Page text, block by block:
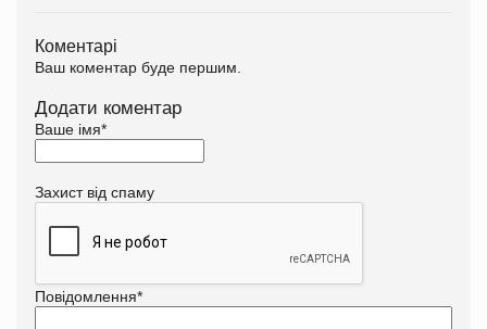
Коментарі
Ваш коментар буде першим.
Додати коментар
Ваше імя*
Захист від спаму
Повідомлення*